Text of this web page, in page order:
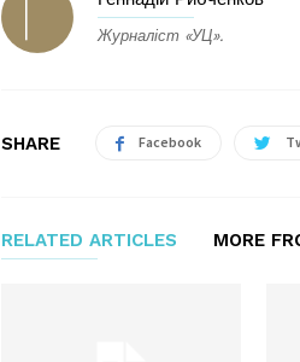
Журналіст «УЦ».
SHARE Facebook
RELATED ARTICLES MORE